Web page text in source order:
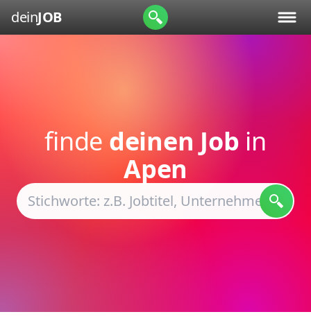
deinJOB
finde deinen Job in
Apen